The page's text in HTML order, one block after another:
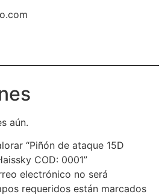
aún.
“Piñón de ataque 15D
COD: 0001”
electrónico no será
requeridos están marcados